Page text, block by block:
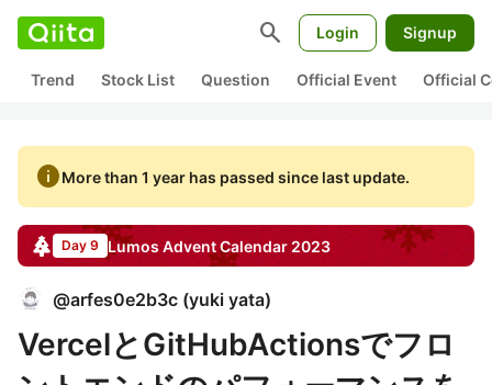
search Login Signup
Trend Stock List Question Official Event Official
infoMore than 1 year has passed since last update.
Day 9 Lumos Advent Calendar 2023
@arfes0e2b3c (yuki yata)
VercelとGitHubActionsでフロ